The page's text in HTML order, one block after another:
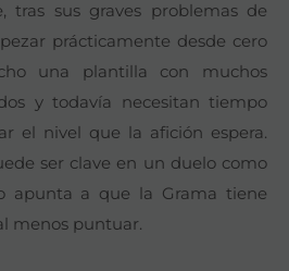
tras sus graves problemas de
prácticamente desde cero
una plantilla con muchos
y todavía necesitan tiempo
el nivel que la afición espera.
ser clave en un duelo como
apunta a que la Grama tiene
menos puntuar.